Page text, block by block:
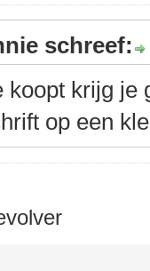
schreef:
koopt krijg je
op een